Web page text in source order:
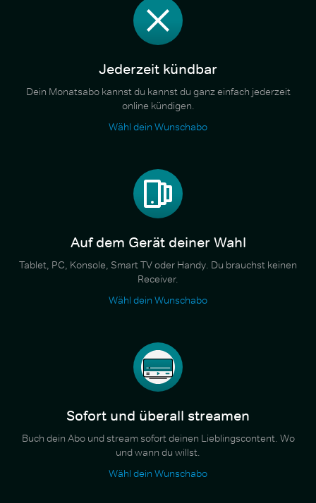
Jederzeit kündbar
Dein Monatsabo kannst du kannst du ganz einfach jederzeit
online kündigen.
Wähl dein Wunschabo
Auf dem Gerät deiner Wahl
Tablet, PC, Konsole, Smart TV oder Handy. Du brauchst keinen
Receiver.
Wähl dein Wunschabo
Sofort und überall streamen
Buch dein Abo und stream sofort deinen Lieblingscontent. Wo
und wann du willst.
Wähl dein Wunschabo